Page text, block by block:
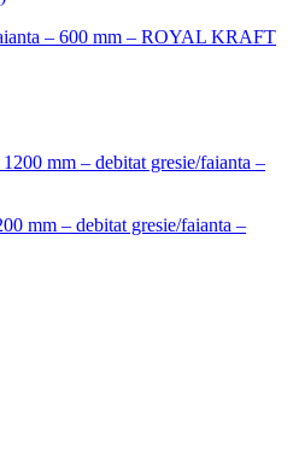
– 600 mm – ROYAL KRAFT
mm – debitat gresie/faianta –